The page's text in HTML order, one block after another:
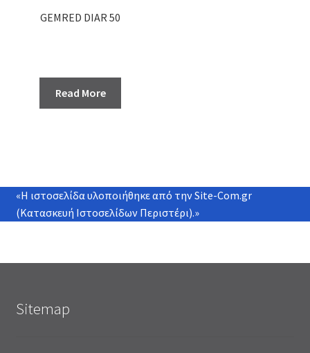
GEMRED DIAR 50
Read More
«Η ιστοσελίδα υλοποιήθηκε από τηνSite-Com.gr
(Κατασκευή Ιστοσελίδων Περιστέρι).»
Sitemap